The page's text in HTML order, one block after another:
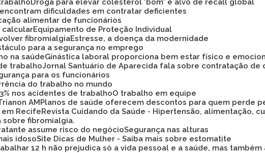
Droga para elevar colesterol 'bom' é alvo de recall global
encontram dificuldades em contratar deficientes
alimentar de funcionários
calcular Equipamento de Proteção Individual
fibromialgia Estresse, a doença da modernidade
para a segurança no emprego
na saúde
Ginástica laboral proporciona bem estar físico e
trabalho Jornal Santuário de Aparecida fala sobre contratação de
para os funcionários
do trabalho no mundo
nos acidentes de trabalho
O trabalho em equipe
AM
Planos de saúde oferecem descontos para quem perde
Recife
Revista Cuidando da Saúde - Hipertensão, alimentação,
sobre fibromialgia.
assume risco do negócio Segurança nas alturas
idoso Site Dicas de Mulher - Saiba mais sobre estomatite
12 h não prejudica só a vida pessoal e a saúde, mas também